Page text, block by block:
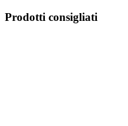
Prodotti consigliati